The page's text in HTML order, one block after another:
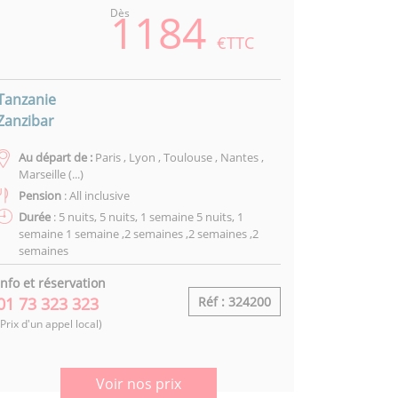
Dès
1184 €TTC
Au départ de : Paris , Lyon , Toulouse , Nantes ,
Marseille (...)
Pension : All inclusive
Durée : 5 nuits, 5 nuits, 1 semaine 5 nuits, 1
semaine 1 semaine ,2 semaines ,2 semaines ,2
semaines
et réservation
73 323 323
d'un appel local)
Réf : 324200
Voir nos prix